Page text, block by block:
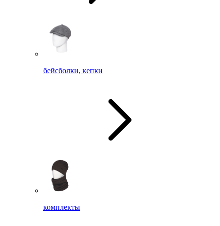
бейсболки, кепки
комплекты